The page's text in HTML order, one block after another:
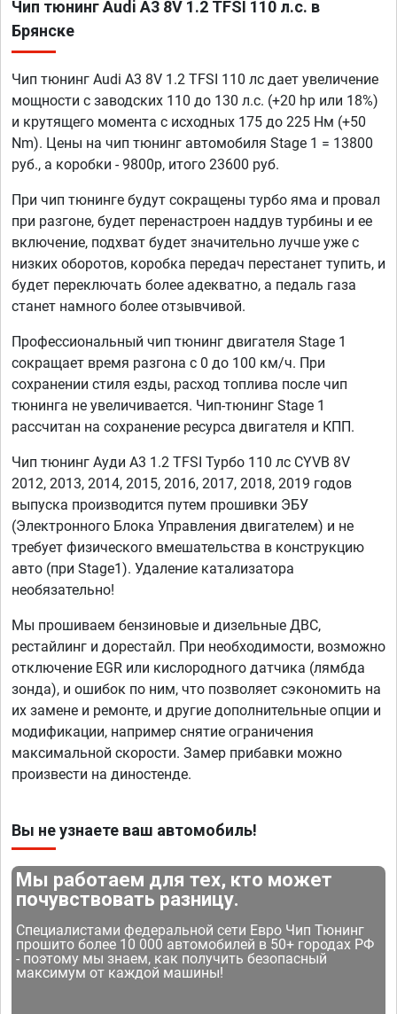
Чип тюнинг Audi A3 8V 1.2 TFSI 110 л.с. в
Брянске
Чип тюнинг Audi A3 8V 1.2 TFSI 110 лс дает увеличение
мощности с заводских 110 до 130 л.с. (+20 hp или 18%)
и крутящего момента с исходных 175 до 225 Нм (+50
Nm). Цены на чип тюнинг автомобиля Stage 1 = 13800
руб., а коробки - 9800р, итого 23600 руб.
При чип тюнинге будут сокращены турбо яма и провал
при разгоне, будет перенастроен наддув турбины и ее
включение, подхват будет значительно лучше уже с
низких оборотов, коробка передач перестанет тупить, и
будет переключать более адекватно, а педаль газа
станет намного более отзывчивой.
Профессиональный чип тюнинг двигателя Stage 1
сокращает время разгона с 0 до 100 км/ч. При
сохранении стиля езды, расход топлива после чип
тюнинга не увеличивается. Чип-тюнинг Stage 1
рассчитан на сохранение ресурса двигателя и КПП.
Чип тюнинг Ауди А3 1.2 TFSI Турбо 110 лс CYVB 8V
2012, 2013, 2014, 2015, 2016, 2017, 2018, 2019 годов
выпуска производится путем прошивки ЭБУ
(Электронного Блока Управления двигателем) и не
требует физического вмешательства в конструкцию
авто (при Stage1). Удаление катализатора
необязательно!
Мы прошиваем бензиновые и дизельные ДВС,
рестайлинг и дорестайл. При необходимости, возможно
отключение EGR или кислородного датчика (лямбда
зонда), и ошибок по ним, что позволяет сэкономить на
их замене и ремонте, и другие дополнительные опции и
модификации, например снятие ограничения
максимальной скорости. Замер прибавки можно
произвести на диностенде.
Вы не узнаете ваш автомобиль!
Мы работаем для тех, кто может
почувствовать разницу.
Специалистами федеральной сети Евро Чип Тюнинг
прошито более 10 000 автомобилей в 50+ городах РФ
- поэтому мы знаем, как получить безопасный
максимум от каждой машины!